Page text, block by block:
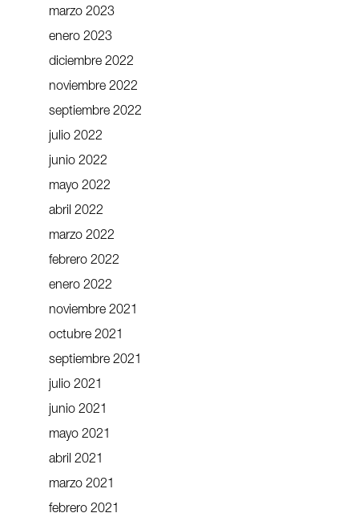
marzo 2023
enero 2023
diciembre 2022
noviembre 2022
septiembre 2022
julio 2022
junio 2022
mayo 2022
abril 2022
marzo 2022
febrero 2022
enero 2022
noviembre 2021
octubre 2021
septiembre 2021
julio 2021
junio 2021
mayo 2021
abril 2021
marzo 2021
febrero 2021